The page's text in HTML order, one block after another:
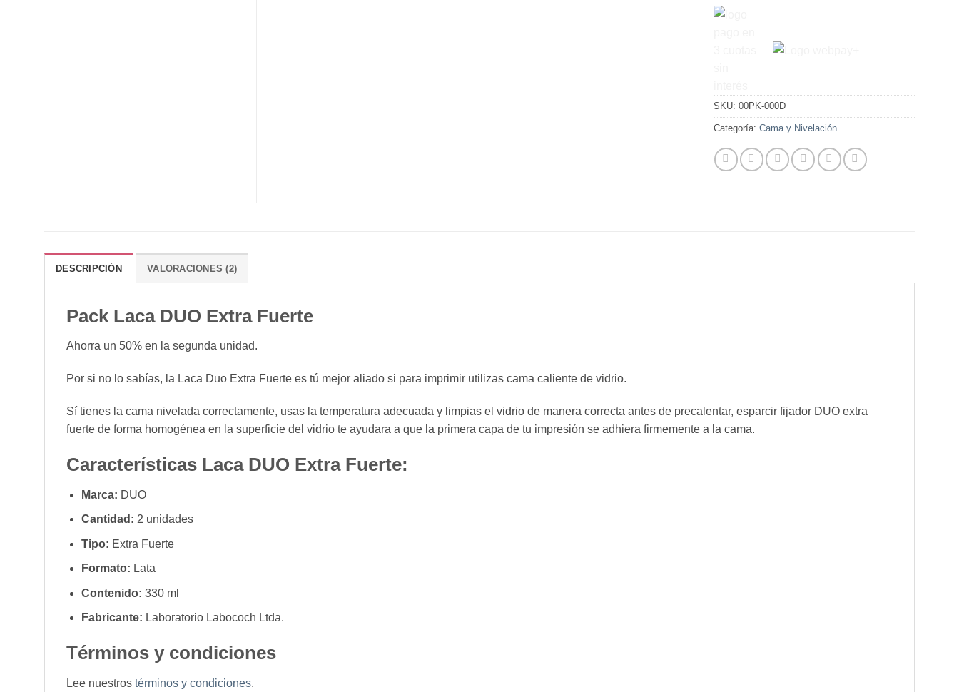
SKU: 00PK-000D
Categoría: Cama y Nivelación
DESCRIPCIÓN VALORACIONES (2)
Pack Laca DUO Extra Fuerte
Ahorra un 50% en la segunda unidad.
Por si no lo sabías, la Laca Duo Extra Fuerte es tú mejor aliado si para imprimir utilizas cama caliente de vidrio.
Sí tienes la cama nivelada correctamente, usas la temperatura adecuada y limpias el vidrio de manera correcta antes de precalentar, esparcir fijador DUO extra
fuerte de forma homogénea en la superficie del vidrio te ayudara a que la primera capa de tu impresión se adhiera firmemente a la cama.
Características Laca DUO Extra Fuerte:
Marca: DUO
Cantidad: 2 unidades
Tipo: Extra Fuerte
Formato: Lata
Contenido: 330 ml
Fabricante: Laboratorio Labococh Ltda.
Términos y condiciones
Lee nuestros términos y condiciones.